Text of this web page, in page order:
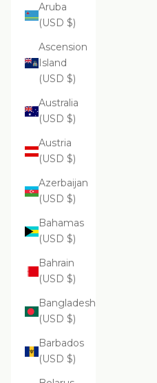
Aruba
(USD $)
Ascension
Island
(USD $)
Australia
(USD $)
Austria
(USD $)
Azerbaijan
(USD $)
Bahamas
(USD $)
Bahrain
(USD $)
Bangladesh
(USD $)
Barbados
(USD $)